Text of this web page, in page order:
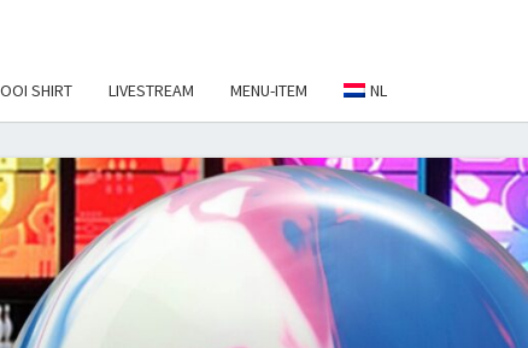
SHIRT LIVESTREAM MENU-ITEM NL